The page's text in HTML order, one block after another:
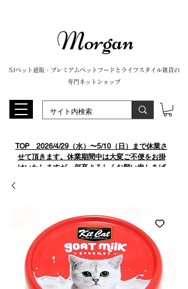
SJペット通販・プレミアムペットフードとライフスタイル雑貨の
専門ネットショップ
Morgan
TOP ​ 2026/4/29（水）〜5/10（日）まで休業さ
せて頂きます。休業期間中は大変ご不便をお掛
けいたしますが、何卒よろしくお願い申しあげ